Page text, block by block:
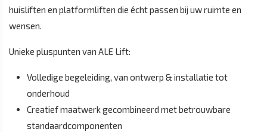
huisliften en platformliften die écht passen bij uw ruimte en
wensen.
Unieke pluspunten van ALE Lift:
Volledige begeleiding, van ontwerp & installatie tot
onderhoud
Creatief maatwerk gecombineerd met betrouwbare
standaardcomponenten